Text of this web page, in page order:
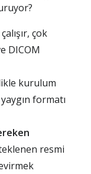
çok
DICOM
kurulum
formatı
resmi